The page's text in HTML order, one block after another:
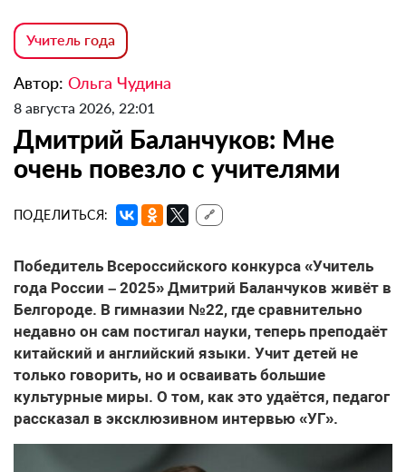
Учитель года
Автор: Ольга Чудина
8 августа 2026, 22:01
Дмитрий Баланчуков: Мне
очень повезло с учителями
ПОДЕЛИТЬСЯ: 🔗
Победитель Всероссийского конкурса «Учитель
года России – 2025» Дмитрий Баланчуков живёт в
Белгороде. В гимназии №22, где сравнительно
недавно он сам постигал науки, теперь преподаёт
китайский и английский языки. Учит детей не
только говорить, но и осваивать большие
культурные миры. О том, как это удаётся, педагог
рассказал в эксклюзивном интервью «УГ».